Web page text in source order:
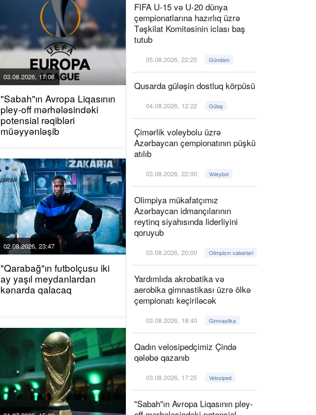
03.08.2026, 17:06
"Sabah"ın Avropa Liqasının
pley-off mərhələsindəki
potensial rəqibləri
müəyyənləşib
02.08.2026, 23:47
"Qarabağ"ın futbolçusu iki
ay yaşıl meydanlardan
kənarda qalacaq
FIFA U-15 və U-20 dünya
çempionatlarına hazırlıq üzrə
Təşkilat Komitəsinin iclası baş
tutub
05.08.2026, 22:25 Gündəm
Qusarda güləşin dostluq körpüsü
04.08.2026, 12:22 Güləş
Çimərlik voleybolu üzrə
Azərbaycan çempionatının püşkü
atılıb
03.08.2026, 22:00 Voleybol
Olimpiya mükafatçımız
Azərbaycan idmançılarının
reytinq siyahısında liderliyini
qoruyub
03.08.2026, 20:00 Olimpizm xəbərləri
Yardımlıda akrobatika və
aerobika gimnastikası üzrə ölkə
çempionatı keçiriləcək
03.08.2026, 18:40 Gimnastika
Qadın velosipedçimiz Çində
qələbə qazanıb
03.08.2026, 17:25 Velosiped
"Sabah"ın Avropa Liqasının pley-